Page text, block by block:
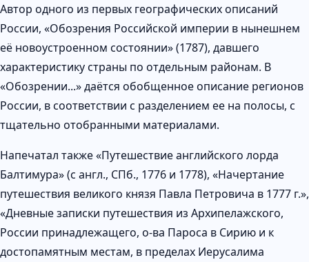
Автор одного из первых географических описаний
России, «Обозрения Российской империи в нынешнем
её новоустроенном состоянии» (1787), давшего
характеристику страны по отдельным районам. В
«Обозрении...» даётся обобщенное описание регионов
России, в соответствии с разделением ее на полосы, с
тщательно отобранными материалами.
Напечатал также «Путешествие английского лорда
Балтимура» (с англ., СПб., 1776 и 1778), «Начертание
путешествия великого князя Павла Петровича в 1777 г.»,
«Дневные записки путешествия из Архипелажского,
России принадлежащего, о-ва Пароса в Сирию и к
достопамятным местам, в пределах Иерусалима